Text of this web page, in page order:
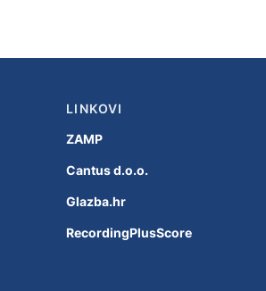
LINKOVI
ZAMP
Cantus d.o.o.
Glazba.hr
RecordingPlusScore